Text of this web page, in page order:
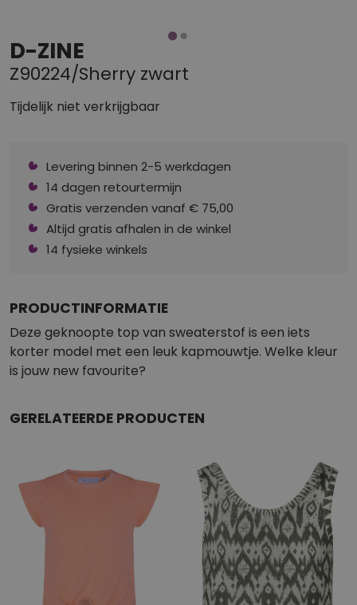
D-ZINE
Z90224/Sherry zwart
Tijdelijk niet verkrijgbaar
Levering binnen 2-5 werkdagen
14 dagen retourtermijn
Gratis verzenden vanaf € 75,00
Altijd gratis afhalen in de winkel
14 fysieke winkels
PRODUCTINFORMATIE
Deze geknoopte top van sweaterstof is een iets
korter model met een leuk kapmouwtje. Welke kleur
is jouw new favourite?
GERELATEERDE PRODUCTEN